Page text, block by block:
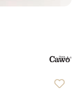
5 Sternen